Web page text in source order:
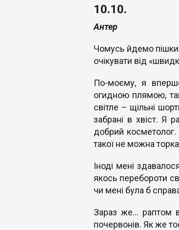
10.10.
Антер
Чомусь йдемо
очікувати від
По-моєму, я
огидною плямою,
світле – щільні
забрані в хвіст. Я
добрий
такої не можна
Іноді мені
якось перебороти
чи мені була б
Зараз же... раптом
почервонів. Як же